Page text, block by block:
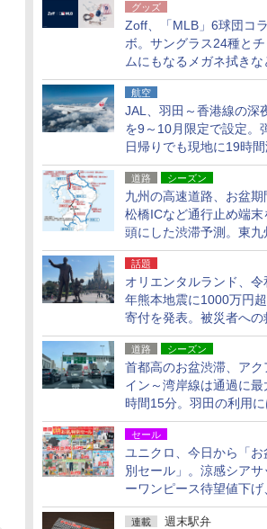
グッズ
Zoff、「MLB」6球団コラ
ボ。サングラス24種と
ムにもなるメガネ拭きな
貨24種
航空
JAL、羽田～香港線の深
を9～10月限定で設定。
日帰りでも現地に19時間
できる
道路 シーズン
九州の高速道路、お盆期
松橋ICなど通行止め端末
頭にした渋滞予測。東九
への迂回は料金調整を実
話題
オリエンタルランド、令
年熊本地震に1000万円
寄付を発表。被災者への
活動・復旧支援
道路 シーズン
首都高のお盆渋滞、アク
イン～湾岸線は通過に最
時間15分。羽田の利用に
「空港西出口」の利用検
セール
ユニクロ、今日から「お
別セール」。涼感シアサ
ーワンピース待望値下げ
水ギアショーツは1990
連載 週末駅弁